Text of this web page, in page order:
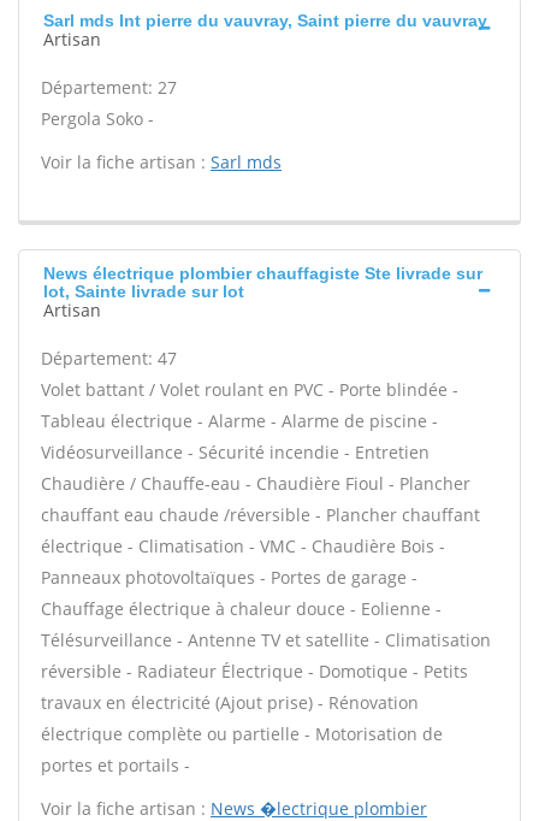
Sarl mds Int pierre du vauvray, Saint pierre du vauvray
Artisan
Département: 27
Pergola Soko -
Voir la fiche artisan : Sarl mds
News électrique plombier chauffagiste Ste livrade sur
lot, Sainte livrade sur lot
Artisan
Département: 47
Volet battant / Volet roulant en PVC - Porte blindée -
Tableau électrique - Alarme - Alarme de piscine -
Vidéosurveillance - Sécurité incendie - Entretien
Chaudière / Chauffe-eau - Chaudière Fioul - Plancher
chauffant eau chaude /réversible - Plancher chauffant
électrique - Climatisation - VMC - Chaudière Bois -
Panneaux photovoltaïques - Portes de garage -
Chauffage électrique à chaleur douce - Eolienne -
Télésurveillance - Antenne TV et satellite - Climatisation
réversible - Radiateur Électrique - Domotique - Petits
travaux en électricité (Ajout prise) - Rénovation
électrique complète ou partielle - Motorisation de
portes et portails -
Voir la fiche artisan : News �lectrique plombier